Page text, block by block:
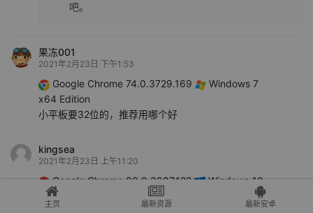
吧。
果冻001
2021年2月23日 下午1:53
Google Chrome 74.0.3729.169
Windows 7
x64 Edition
小平板要32位的，推荐用哪个好
kingsea
2021年2月23日 上午11:20
Google Chrome 80.0.3987.122
Windows 10
x64 Edition
主页 最新资源 最新安卓